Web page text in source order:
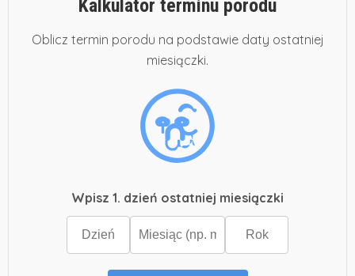
Kalkulator terminu porodu
Oblicz termin porodu na podstawie daty ostatniej
miesiączki.
Wpisz 1. dzień ostatniej miesiączki